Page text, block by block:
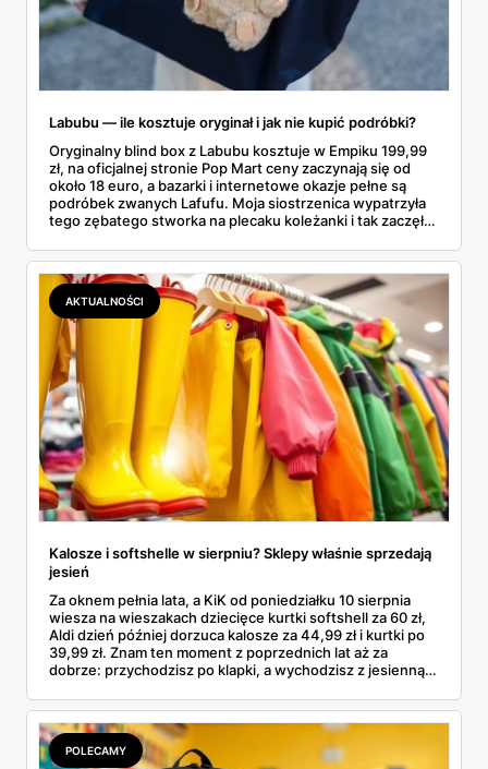
Labubu — ile kosztuje oryginał i jak nie kupić podróbki?
Oryginalny blind box z Labubu kosztuje w Empiku 199,99
zł, na oficjalnej stronie Pop Mart ceny zaczynają się od
około 18 euro, a bazarki i internetowe okazje pełne są
podróbek zwanych Lafufu. Moja siostrzenica wypatrzyła
tego zębatego stworka na plecaku koleżanki i tak zaczęło
kosztuje i po czym poznać, że sprzedawca nie wciska nam
podróbki. Spisałam wszystko, czego się dowiedziałam —
łącznie z jedną wpadką, o której za chwilę.
AKTUALNOŚCI
Kalosze i softshelle w sierpniu? Sklepy właśnie sprzedają
jesień
Za oknem pełnia lata, a KiK od poniedziałku 10 sierpnia
wiesza na wieszakach dziecięce kurtki softshell za 60 zł,
Aldi dzień później dorzuca kalosze za 44,99 zł i kurtki po
39,99 zł. Znam ten moment z poprzednich lat aż za
dobrze: przychodzisz po klapki, a wychodzisz z jesienną
pojawi się w gazetkach w przyszłym tygodniu i czy jest
sens kupować jesień, zanim skończą się wakacje.
POLECAMY